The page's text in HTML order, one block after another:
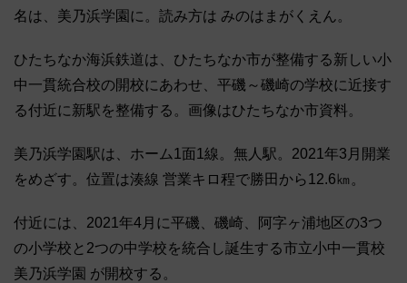
名は、美乃浜学園に。読み方は みのはまがくえん。
ひたちなか海浜鉄道は、ひたちなか市が整備する新しい小
中一貫統合校の開校にあわせ、平磯～磯崎の学校に近接す
る付近に新駅を整備する。画像はひたちなか市資料。
美乃浜学園駅は、ホーム1面1線。無人駅。2021年3月開業
をめざす。位置は湊線 営業キロ程で勝田から12.6㎞。
付近には、2021年4月に平磯、磯崎、阿字ヶ浦地区の3つ
の小学校と2つの中学校を統合し誕生する市立小中一貫校
美乃浜学園 が開校する。